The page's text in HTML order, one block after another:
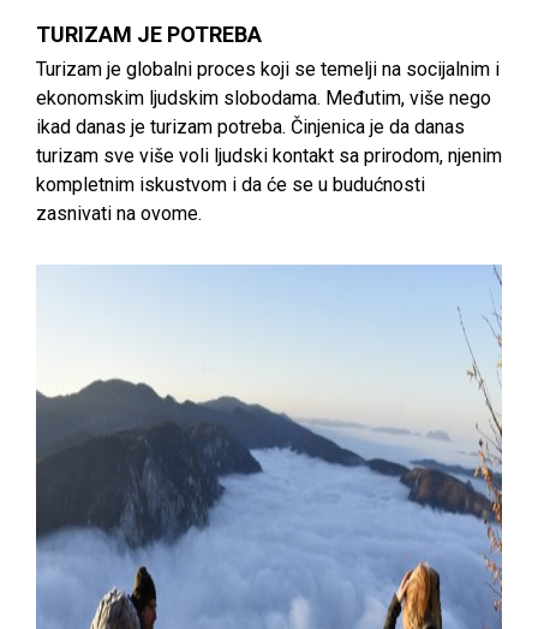
TURIZAM JE POTREBA
Turizam je globalni proces koji se temelji na socijalnim i
ekonomskim ljudskim slobodama. Međutim, više nego
ikad danas je turizam potreba. Činjenica je da danas
turizam sve više voli ljudski kontakt sa prirodom, njenim
kompletnim iskustvom i da će se u budućnosti
zasnivati na ovome.